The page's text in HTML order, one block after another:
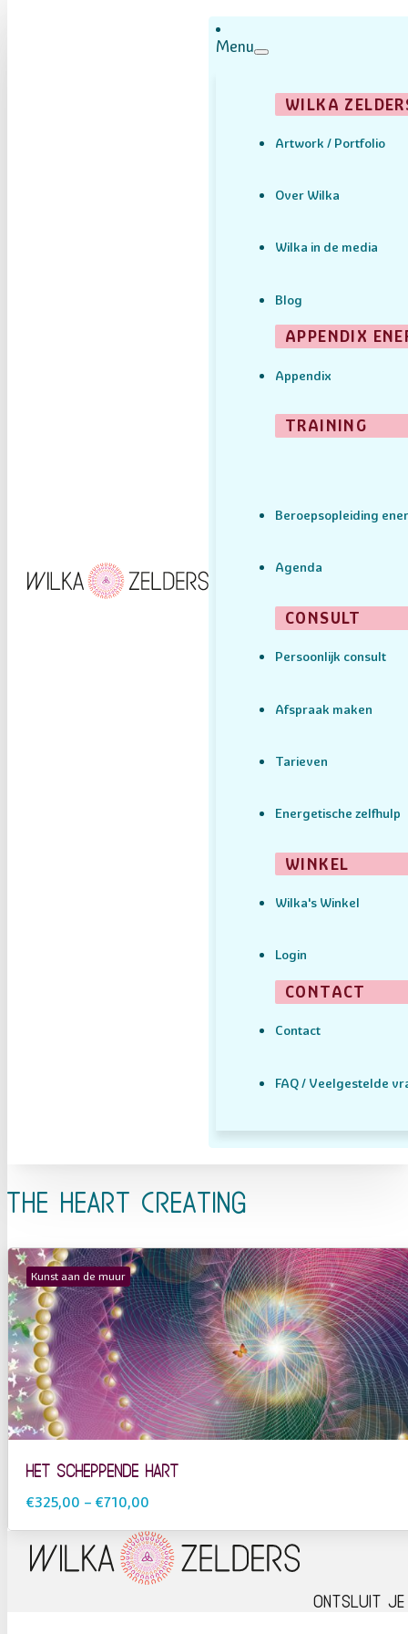
Menu
WILKA
Artwork / Portfolio
Over Wilka
Wilka in de media
Blog
APPENDIX
Appendix
TRAINING
Beroepsopleiding
Agenda
CONSULT
Persoonlijk consult
Afspraak maken
Tarieven
Energetische zelfhulp
WINKEL
Wilka's Winkel
Login
CONTACT
Contact
FAQ / Veelgestelde
The Heart Creating
Kunst aan de muur
Het Scheppende Hart
€325,00 – €710,00
Ontsluit je